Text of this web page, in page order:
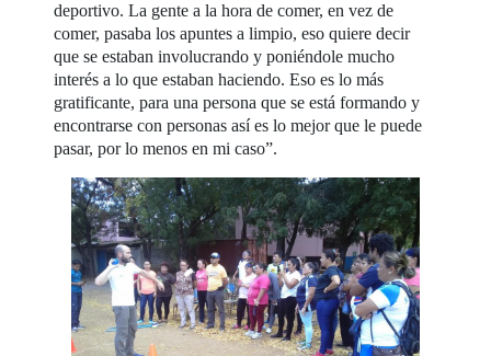
deportivo. La gente a la hora de comer, en vez de
comer, pasaba los apuntes a limpio, eso quiere decir
que se estaban involucrando y poniéndole mucho
interés a lo que estaban haciendo. Eso es lo más
gratificante, para una persona que se está formando y
encontrarse con personas así es lo mejor que le puede
pasar, por lo menos en mi caso”.